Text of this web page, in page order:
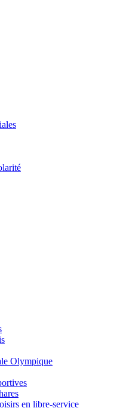
Olympique
en libre-service